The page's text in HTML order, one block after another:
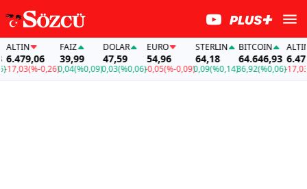
(%-0,26)
FAİZ
39,99
0,04(%0,09)
DOLAR
47,59
0,03(%0,06)
EURO
54,96
-0,05(%-0,09)
STERLIN
64,18
0,09(%0,14)
BITCOIN
64.646,93
36,92(%0,06)
ALTIN
-17,03